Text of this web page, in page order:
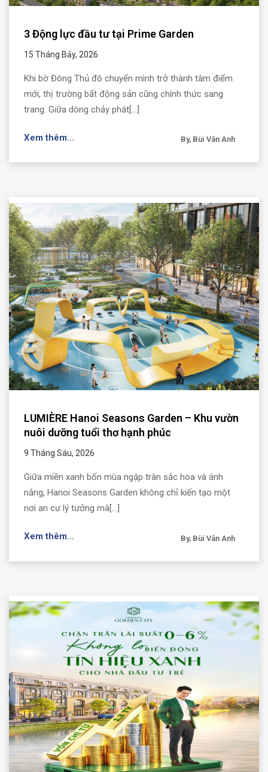
3 Động lực đầu tư tại Prime Garden
15 Tháng Bảy, 2026
Khi bờ Đông Thủ đô chuyển mình trở thành tâm điểm
mới, thị trường bất động sản cũng chính thức sang
trang. Giữa dòng chảy phát[...]
Xem thêm... By, Bùi Vân Anh
LUMIÈRE Hanoi Seasons Garden – Khu vườn
nuôi dưỡng tuổi thơ hạnh phúc
9 Tháng Sáu, 2026
Giữa miền xanh bốn mùa ngập tràn sắc hoa và ánh
nắng, Hanoi Seasons Garden không chỉ kiến tạo một
nơi an cư lý tưởng mà[...]
Xem thêm... By, Bùi Vân Anh